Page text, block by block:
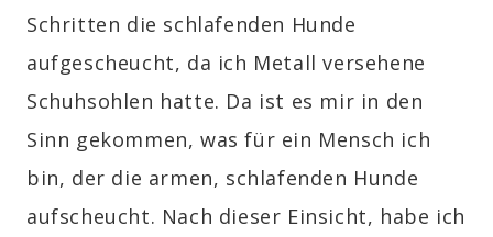
Schritten die schlafenden Hunde
aufgescheucht, da ich Metall versehene
Schuhsohlen hatte. Da ist es mir in den
Sinn gekommen, was für ein Mensch ich
bin, der die armen, schlafenden Hunde
aufscheucht. Nach dieser Einsicht, habe ich